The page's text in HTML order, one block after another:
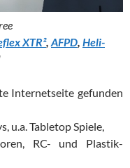
XTR², AFPD, Heli-
Internetseite gefunden
u.a. Tabletop Spiele,
RC- und Plastik-